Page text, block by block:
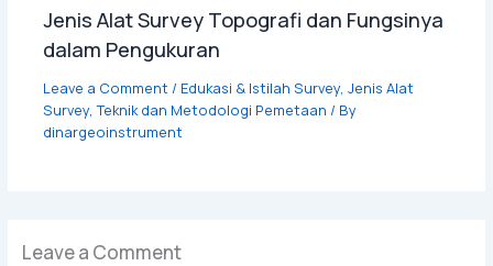
Jenis Alat Survey Topografi dan Fungsinya
dalam Pengukuran
Leave a Comment / Edukasi & Istilah Survey, Jenis Alat
Survey,Teknik dan Metodologi Pemetaan / By
dinargeoinstrument
Leave a Comment